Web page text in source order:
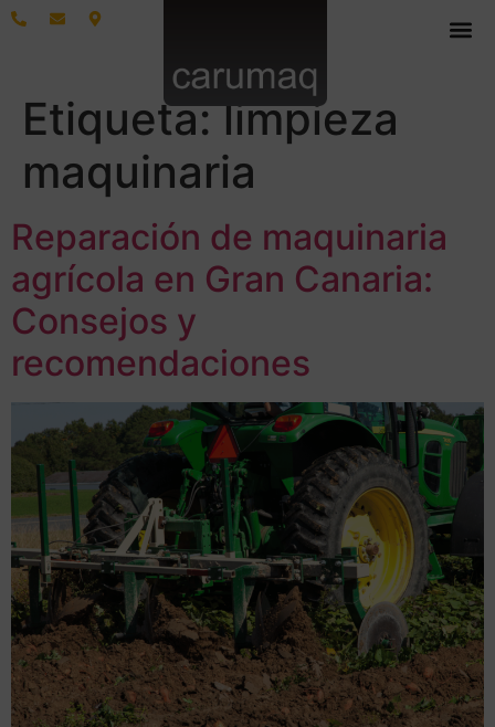
Etiqueta:limpieza
maquinaria
Reparación de maquinaria
agrícola en Gran Canaria:
Consejos y
recomendaciones